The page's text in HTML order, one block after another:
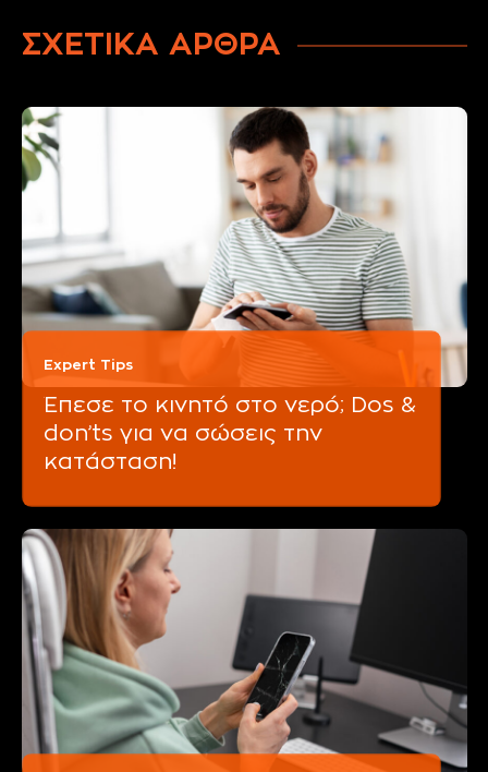
ΣΧΕΤΙΚΑ ΑΡΘΡΑ
Expert Tips
Έπεσε το κινητό στο νερό; Dos &
don’ts για να σώσεις την
κατάσταση!